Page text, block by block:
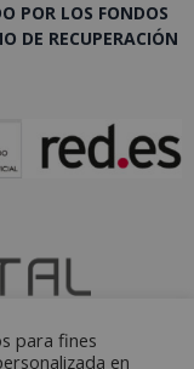
POR LOS FONDOS
DE RECUPERACIÓN
para fines
en